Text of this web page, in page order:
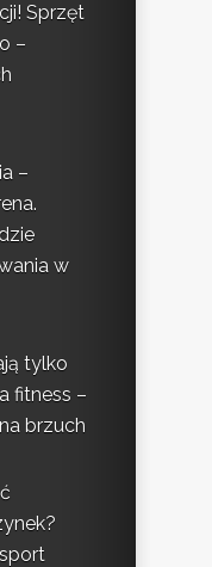
Sprzęt
–
–
w
tylko
fitness –
brzuch